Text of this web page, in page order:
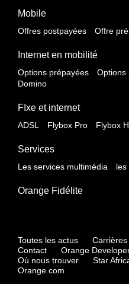
Mobile
Offres postpayées Offre
Internet en mobilité
Options prépayées Options
Domino
FIxe et internet
ADSL Flybox Pro Flybox
Services
Les services multimédia les
Orange Fidélite
Toutes les actus Carrières
Contact
Orange
Où nous trouver
Star
Orange.com